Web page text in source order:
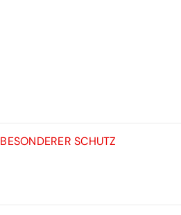
BESONDERER SCHUTZ